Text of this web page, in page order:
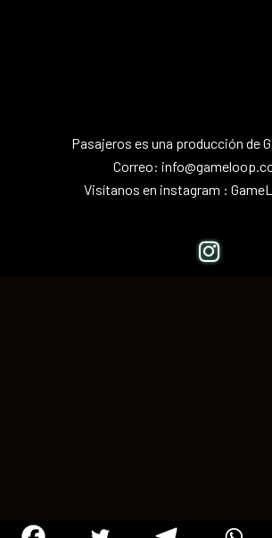
Pasajeros es una producción de
Correo:
Visítanos en instagram :